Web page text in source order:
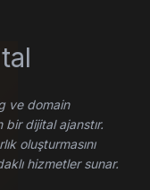
ve domain
dijital ajanstır.
oluşturmasını
hizmetler sunar.